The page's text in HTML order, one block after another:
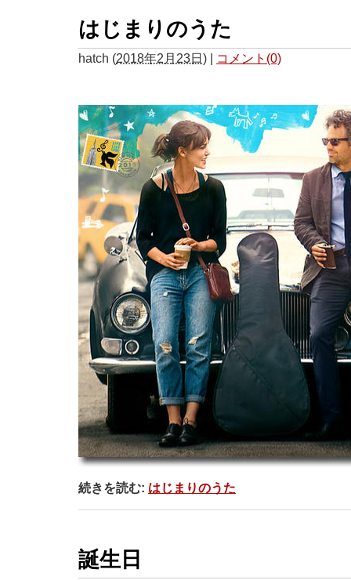
はじまりのうた
hatch (2018年2月23日) | コメント(0)
続きを読む: はじまりのうた
誕生日